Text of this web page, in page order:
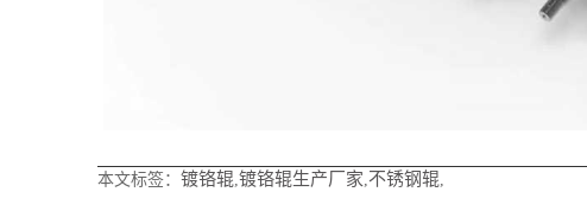
本文标签： 镀铬辊 镀铬辊生产厂家 不锈钢辊